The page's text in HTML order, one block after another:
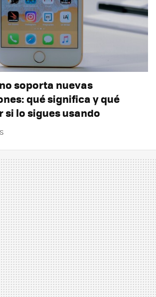
soporta nuevas
qué significa y qué
si lo sigues usando